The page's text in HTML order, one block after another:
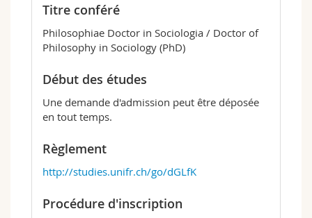
Titre conféré
Philosophiae Doctor in Sociologia / Doctor of
Philosophy in Sociology (PhD)
Début des études
Une demande d'admission peut être déposée
en tout temps.
Règlement
http://studies.unifr.ch/go/dGLfK
Procédure d'inscription